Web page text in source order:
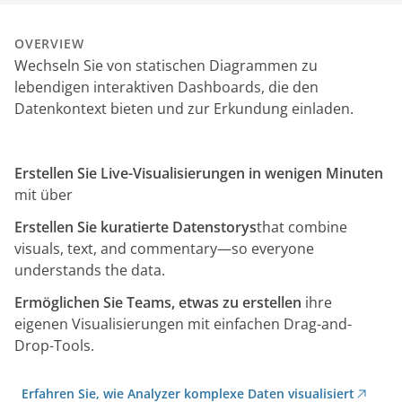
OVERVIEW
Wechseln Sie von statischen Diagrammen zu
lebendigen interaktiven Dashboards, die den
Datenkontext bieten und zur Erkundung einladen.
Erstellen Sie Live-Visualisierungen in wenigen Minuten
mit über
Erstellen Sie kuratierte Datenstorysthat combine
visuals, text, and commentary—so everyone
understands the data.
Ermöglichen Sie Teams, etwas zu erstellen ihre
eigenen Visualisierungen mit einfachen Drag-and-
Drop-Tools.
Erfahren Sie, wie Analyzer komplexe Daten visualisiert